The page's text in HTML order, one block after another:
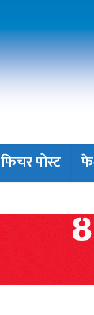
फिचर पोस्ट